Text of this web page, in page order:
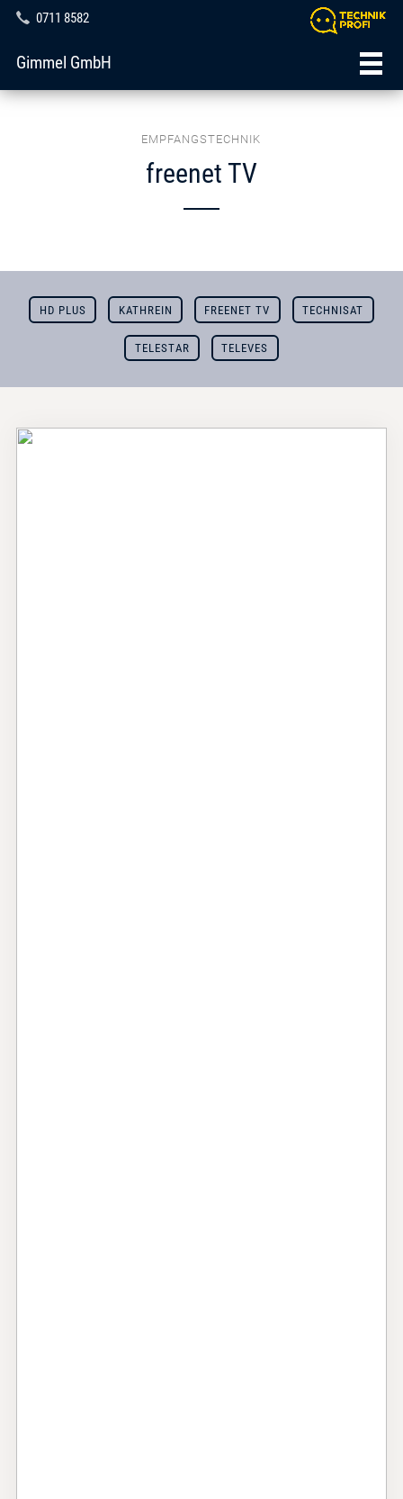
0711 8582
Gimmel GmbH
EMPFANGSTECHNIK
freenet TV
HD PLUS KATHREIN FREENET TV TECHNISAT
TELESTAR TELEVES